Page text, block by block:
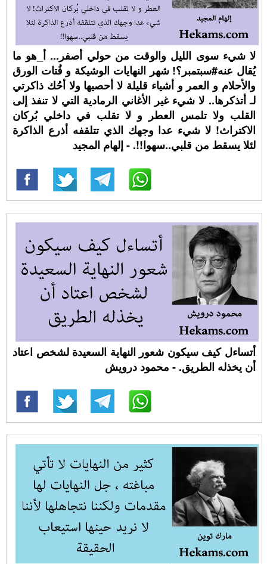
لا شيء سوى الليل والوقت من حولي أصفر... أ_هو ما
يُقال عنه#سبتمبر؟! شهر النهايات الوشيكة و فُتات الورق
والأحلام و العمر و أشياء قليلة لا أحصيها ولا أحُك ذاكرتي
لـ أتذكرها.. لا شيء غير الأغاني الرمادية التي لا تنفذ إلى
القلب ولا تلمس العطر و لا تقلب في داخلي بُركان
الاكتراث! لا شيء عدا وجهك الذي تتلقفه أذرع الذاكرة
لئلا يسقط من قلبي..سهوا!!. - إلهام المجيد
أتساءل كيف سيكون شعور النهاية السعيدة لشخص اعتاد
أن يخذله الطريق. - محمود درويش